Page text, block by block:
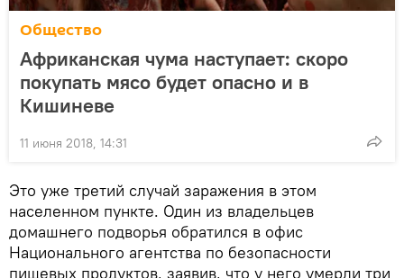
Общество
Африканская чума наступает: скоро
покупать мясо будет опасно и в
Кишиневе
11 июня 2018, 14:31
Это уже третий случай заражения в этом
населенном пункте. Один из владельцев
домашнего подворья обратился в офис
Национального агентства по безопасности
пищевых продуктов, заявив, что у него умерли три